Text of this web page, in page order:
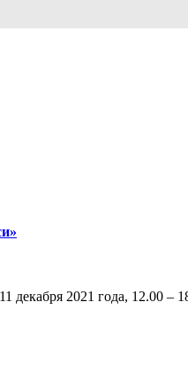
2021 года, 12.00 –